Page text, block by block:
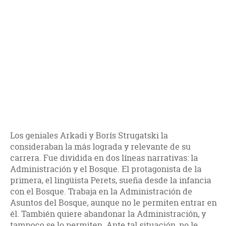
Los geniales Arkadi y Borís Strugatski la
consideraban la más lograda y relevante de su
carrera. Fue dividida en dos líneas narrativas: la
Administración y el Bosque. El protagonista de la
primera, el lingüista Perets, sueña desde la infancia
con el Bosque. Trabaja en la Administración de
Asuntos del Bosque, aunque no le permiten entrar en
él. También quiere abandonar la Administración, y